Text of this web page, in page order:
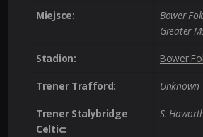
Miejsce:
Bower
Greater
Stadion: Bower
Trener Trafford: Unknown
Trener Stalybridge
Celtic:
S.